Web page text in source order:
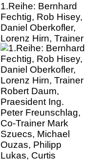
1.Reihe: Bernhard
Fechtig, Rob Hisey,
Daniel Oberkofler,
Lorenz Hirn, Trainer
Robert Daum,
Praesident Ing.
Peter Freunschlag,
Co-Trainer Mark
Szuecs, Michael
Ouzas, Philipp
Lukas, Curtis
Murphy, Thomas
Dechl; 2. Reihe:
Marc-Andre Dorion,
Daniel Mitterdorf